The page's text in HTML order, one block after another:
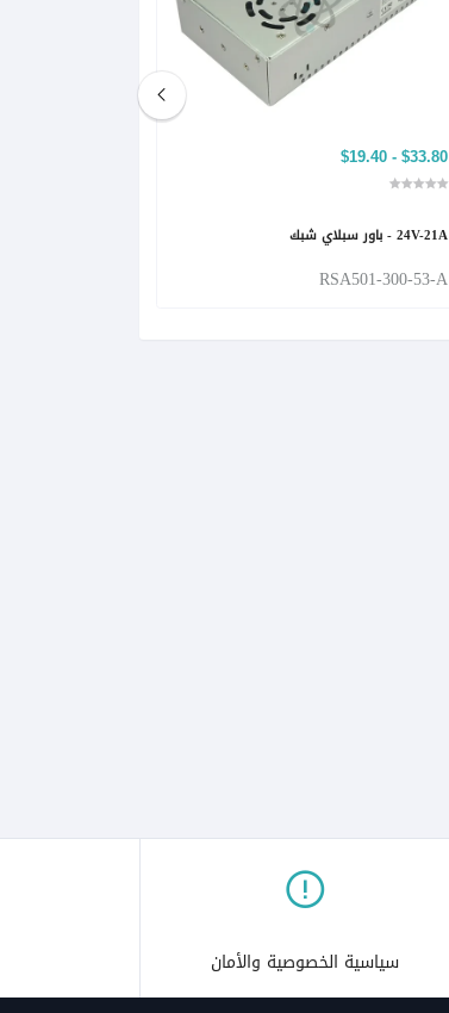
$33.80 - $19.40
24V-21A - باور سبلاي شبك
RSA501-300-53-A
سياسية الخصوصية والأمان